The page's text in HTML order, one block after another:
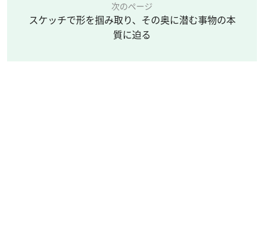
次のページ
スケッチで形を掴み取り、その奥に潜む事物の本
質に迫る